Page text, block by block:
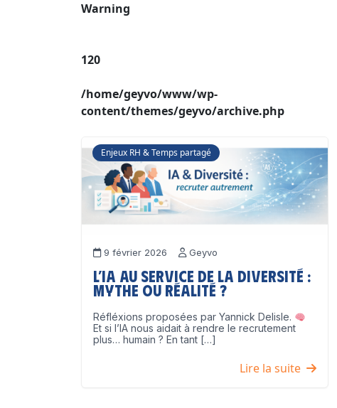
Warning
120
/home/geyvo/www/wp-
content/themes/geyvo/archive.php
Enjeux RH & Temps partagé
9 février 2026 Geyvo
L’IA au service de la diversité :
mythe ou réalité ?
Réfléxions proposées par Yannick Delisle.
Et si l’IA nous aidait à rendre le recrutement
plus… humain ? En tant […]
Lire la suite